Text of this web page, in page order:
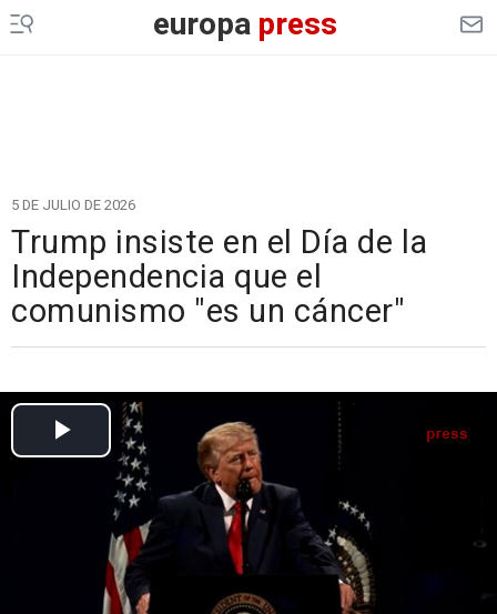
europapress
5 DE JULIO DE 2026
Trump insiste en el Día de la
Independencia que el
comunismo "es un cáncer"